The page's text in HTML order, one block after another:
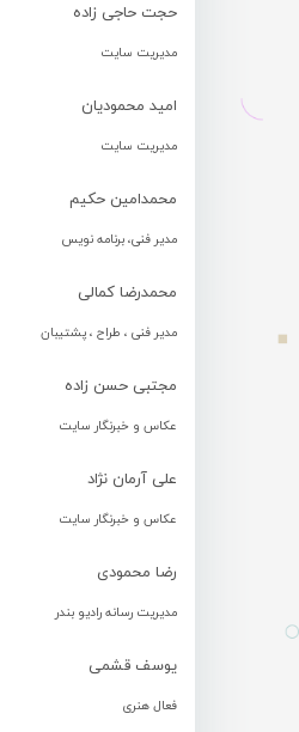
حجت حاجی زاده
مدیریت سایت
امید محمودیان
مدیریت سایت
محمدامین حکیم
مدیر فنی، برنامه نویس
محمدرضا کمالی
مدیر فنی ، طراح ، پشتیبان
مجتبی حسن زاده
عکاس و خبرنگار سایت
علی آرمان نژاد
عکاس و خبرنگار سایت
رضا محمودی
مدیریت رسانه رادیو بندر
یوسف قشمی
فعال هنری